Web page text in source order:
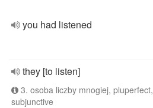
you had listened
they [to listen]
3. osoba liczby mnogiej, pluperfect,
subjunctive